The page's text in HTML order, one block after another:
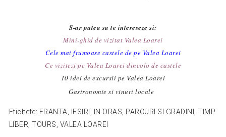
S-ar putea sa te intereseze si:
Mini-ghid de vizitat Valea Loarei
Cele mai frumoase castele de pe Valea Loarei
Ce vizitezi pe Valea Loarei dincolo de castele
10 idei de excursii pe Valea Loarei
Gastronomie si vinuri locale
Etichete: FRANTA IESIRI IN ORAS PARCURI SI GRADINI ,TIMP
LIBER ,TOURS VALEA LOAREI